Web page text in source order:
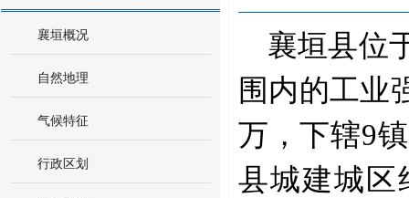
襄垣概况
自然地理
气候特征
行政区划
襄垣县位
围内的工业
万，下辖9
县城建城区